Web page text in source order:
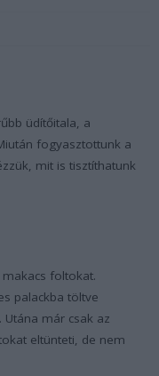
üdítőitala, a
fogyasztottunk a
mit is tisztíthatunk
foltokat.
palackba töltve
már csak az
eltünteti, de nem